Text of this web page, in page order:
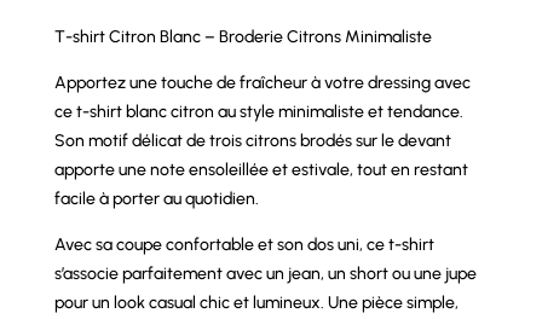
initial
était :
20,00 €.
actuel
est :
10,00 €.
T-shirt Citron Blanc – Broderie Citrons Minimaliste
Apportez une touche de fraîcheur à votre dressing avec
ce t-shirt blanc citron au style minimaliste et tendance.
Son motif délicat de trois citrons brodés sur le devant
apporte une note ensoleillée et estivale, tout en restant
facile à porter au quotidien.
Avec sa coupe confortable et son dos uni, ce t-shirt
s’associe parfaitement avec un jean, un short ou une jupe
pour un look casual chic et lumineux. Une pièce simple,